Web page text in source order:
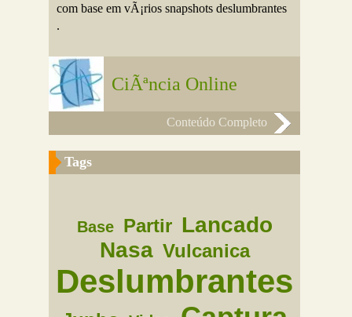
com base em vÃ¡rios snapshots deslumbrantes
.
CiÃªncia Online
Conteúdo Completo
Tags
Base Partir Lancado
Nasa Vulcanica
Deslumbrantes